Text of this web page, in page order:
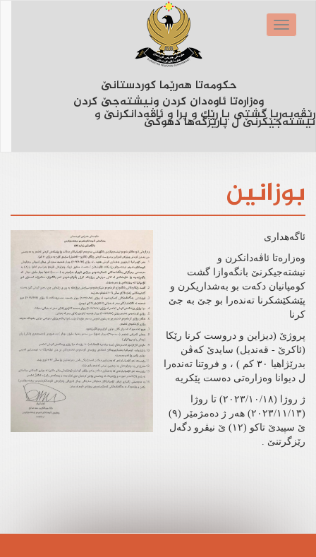
حكومه‌تا هه‌رێما كوردستانێ
وه‌زاره‌تا ئاوه‌دان كردن ونیشته‌جێ كردن
رێڤەبەریا گشتی یا رێک و پرا و ئاڤەدانکرنێ و
نیشتەجێکرنێ ل پارێزگەها دهوکێ
Toggle
بوزانین
ئاگەهداری
وەزارەتا ئاڤەدانکرن و
نیشتەجیکرنێ بانگەوازا گشت
کومپانیان دکەت بو بەشداریکرن و
پێشکێشکرنا تەندەرا بو جێ بە جێ
کرنا
پروژێ (دیزاین و دروست کرنا رێکا
(ئاکرێ - قەندیل) سایدێ کەڤن
بدرێژاهیا ٣٠ کم ) ، و فروتنا تەندەرا
ل دیوانا وەزارەتی دەست پێکریە
ژ روژا (٢٠٢٣/١٠/١٨) تا روژا
(٢٠٢٣/١١/١٣) هەر ژ دەمژمێر (٩)
ێ سپیدێ تاکو (١٢) ێ نیڤرو دگەل
رێزگرتنێ .